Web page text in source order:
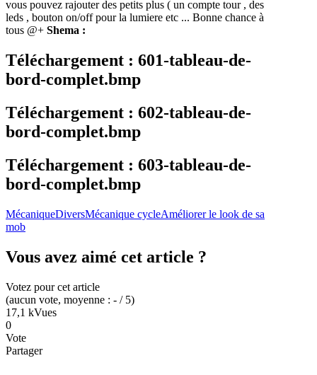
vous pouvez rajouter des petits plus ( un compte tour , des
leds , bouton on/off pour la lumiere etc ... Bonne chance à
tous @+ Shema :
Téléchargement : 601-tableau-de-
bord-complet.bmp
Téléchargement : 602-tableau-de-
bord-complet.bmp
Téléchargement : 603-tableau-de-
bord-complet.bmp
MécaniqueDiversMécanique cycleAméliorer le look de sa
mob
Vous avez aimé cet article ?
Votez pour cet article
(aucun vote, moyenne : - / 5)
17,1 kVues
0
Vote
Partager